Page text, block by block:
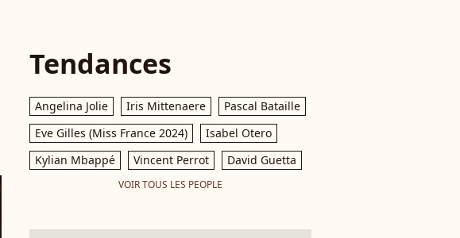
Tendances
Angelina Jolie Iris Mittenaere
Pascal Bataille
Eve Gilles (Miss France 2024)
Isabel Otero
Kylian Mbappé
Vincent Perrot David Guetta
VOIR TOUS LES PEOPLE